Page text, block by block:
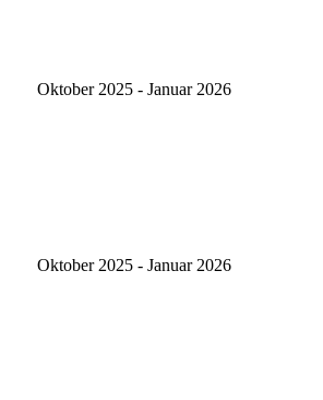
Oktober 2025 - Januar 2026
Oktober 2025 - Januar 2026